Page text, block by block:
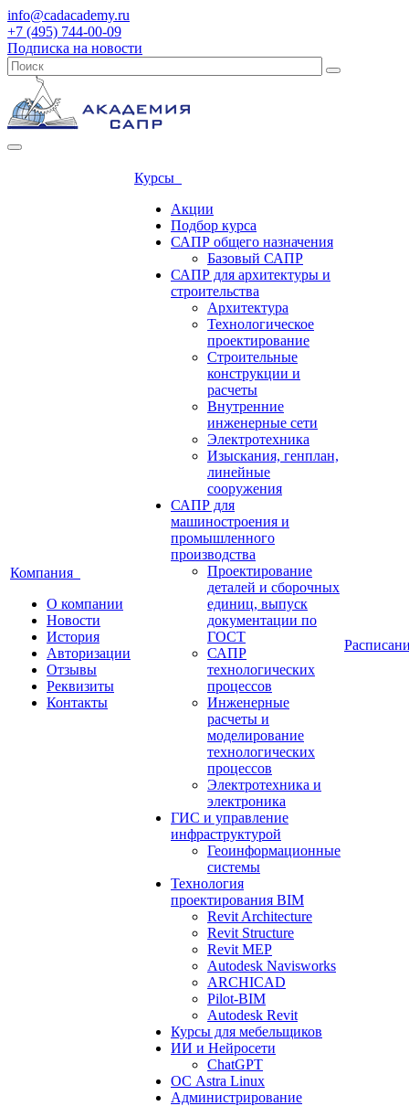
info@cadacademy.ru
+7 (495) 744-00-09
Подписка на новости
Компания
О компании
Новости
История
Авторизации
Отзывы
Реквизиты
Контакты
Курсы
Акции
Подбор курса
САПР общего назначения
Базовый САПР
САПР для архитектуры и
строительства
Архитектура
Технологическое
проектирование
Строительные
конструкции и
расчеты
Внутренние
инженерные сети
Электротехника
Изыскания, генплан,
линейные
сооружения
САПР для
машиностроения и
промышленного
производства
Проектирование
деталей и сборочных
единиц, выпуск
документации по
ГОСТ
САПР
технологических
процессов
Инженерные
расчеты и
моделирование
технологических
процессов
Электротехника и
электроника
ГИС и управление
инфраструктурой
Геоинформационные
системы
Технология
проектирования BIM
Revit Architecture
Revit Structure
Revit MEP
Autodesk Navisworks
ARCHICAD
Pilot-BIM
Autodesk Revit
Курсы для мебельщиков
ИИ и Нейросети
ChatGPT
ОС Astra Linux
Администрирование